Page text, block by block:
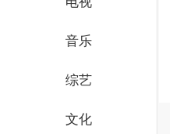
音乐
综艺
文化